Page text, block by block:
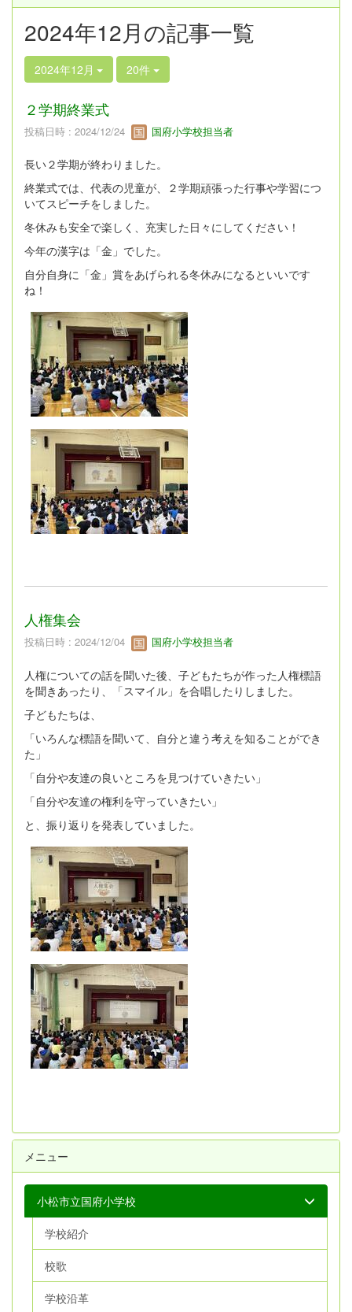
2024年12月の記事一覧
2024年12月 20件
２学期終業式
投稿日時 : 2024/12/24 国府小学校担当者
長い２学期が終わりました。
終業式では、代表の児童が、２学期頑張った行事や学習につ
いてスピーチをしました。
冬休みも安全で楽しく、充実した日々にしてください！
今年の漢字は「金」でした。
自分自身に「金」賞をあげられる冬休みになるといいです
ね！
人権集会
投稿日時 : 2024/12/04 国府小学校担当者
人権についての話を聞いた後、子どもたちが作った人権標語
を聞きあったり、「スマイル」を合唱したりしました。
子どもたちは、
「いろんな標語を聞いて、自分と違う考えを知ることができ
た」
「自分や友達の良いところを見つけていきたい」
「自分や友達の権利を守っていきたい」
と、振り返りを発表していました。
メニュー
小松市立国府小学校
学校紹介
校歌
学校沿革